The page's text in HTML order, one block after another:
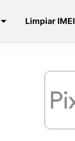
Limpiar IMEI